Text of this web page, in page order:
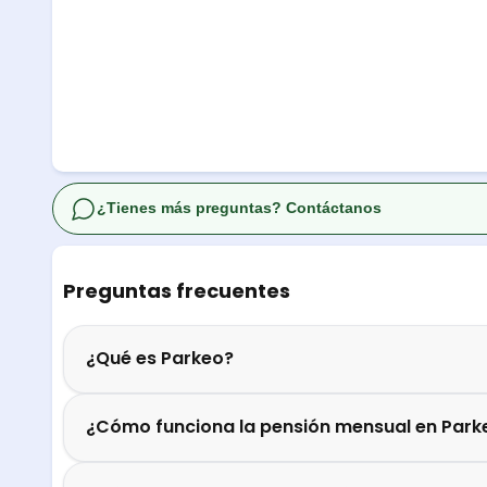
Preguntas frecuentes
¿Qué es Parkeo?
¿Cómo funciona la pensión mensual en
¿Tienes más preguntas? Contáctanos